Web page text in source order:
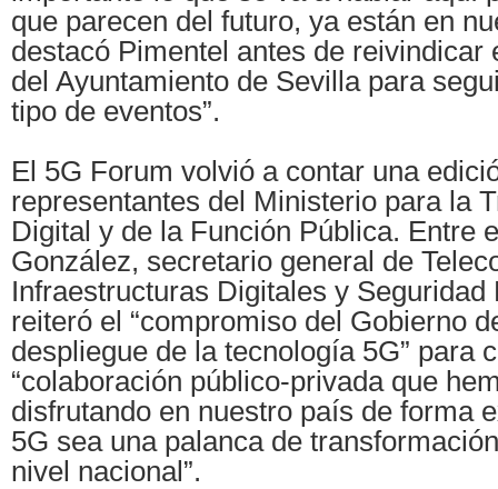
que parecen del futuro, ya están en
destacó Pimentel antes de reivindicar
del Ayuntamiento de Sevilla para
tipo de eventos”.
El 5G Forum volvió a contar una
representantes del Ministerio para la
Digital y de la Función Pública. Entre
González, secretario general de
Infraestructuras Digitales y Seguridad
reiteró el “compromiso del Gobierno
despliegue de la tecnología 5G” para
“colaboración público-privada que
disfrutando en nuestro país de forma
5G sea una palanca de
nivel nacional”.